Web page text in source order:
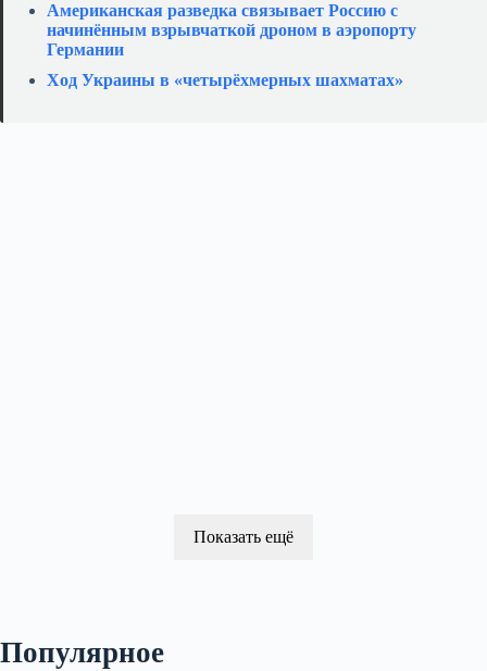
Американская разведка связывает Россию с
начинённым взрывчаткой дроном в аэропорту
Германии
Ход Украины в «четырёхмерных шахматах»
Показать ещё
Популярное